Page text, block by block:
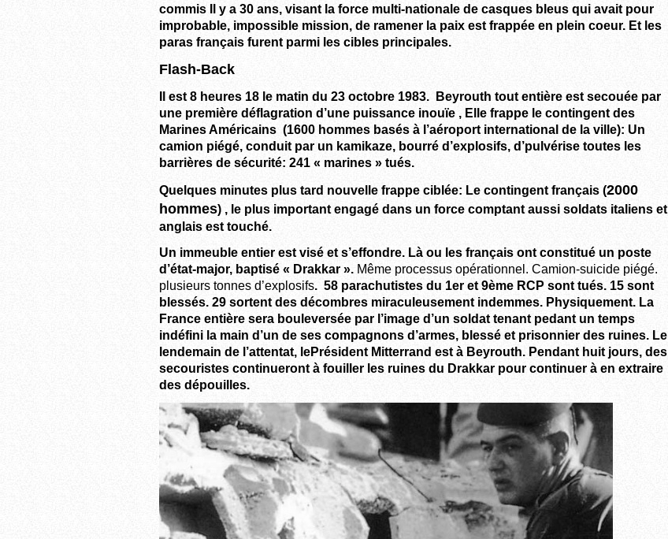
commis Il y a 30 ans, visant la force multi-nationale de casques bleus qui avait pour
improbable, impossible mission, de ramener la paix est frappée en plein coeur. Et les
paras français furent parmi les cibles principales.
Flash-Back
Il est 8 heures 18 le matin du 23 octobre 1983.
Beyrouth tout entière est secouée par
une première déflagration d’une puissance inouïe , Elle frappe le contingent des
Marines Américains (1600 hommes basés à l’aéroport international de la ville): Un
camion piégé, conduit par un kamikaze, bourré d’explosifs, d’pulvérise toutes les
barrières de sécurité: 241 « marines » tués.
Quelques minutes plus tard nouvelle frappe ciblée: Le contingent français (2000
hommes) , le plus important engagé dans un force comptant aussi soldats italiens et
anglais est touché.
Un immeuble entier est visé et s’effondre. Là ou les français ont constitué un poste
d’état-major, baptisé « Drakkar ». Même processus opérationnel. Camion-suicide piégé.
plusieurs tonnes d’explosifs. 58 parachutistes du 1er et 9ème RCP sont tués. 15 sont
blessés. 29 sortent des décombres miraculeusement indemmes. Physiquement. La
France entière sera bouleversée par l’image d’un soldat tenant pedant un temps
indéfini la main d’un de ses compagnons d’armes, blessé et prisonnier des ruines. Le
lendemain de l’attentat, lePrésident Mitterrand est à Beyrouth. Pendant huit jours, des
secouristes continueront à fouiller les ruines du Drakkar pour continuer à en extraire
des dépouilles.